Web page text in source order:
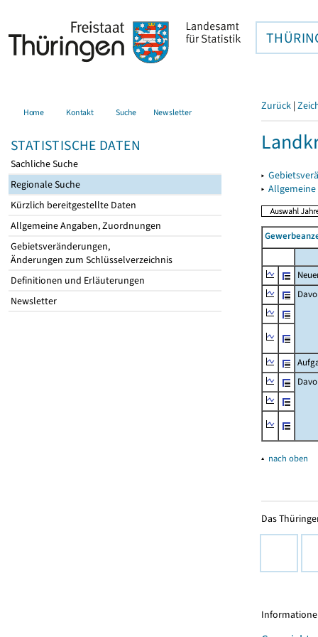
Home Kontakt Suche Newsletter
STATISTISCHE DATEN
Sachliche Suche
Regionale Suche
Kürzlich bereitgestellte Daten
Allgemeine Angaben, Zuordnungen
Gebietsveränderungen,
Änderungen zum Schlüsselverzeichnis
Definitionen und Erläuterungen
Newsletter
Zurück |
▸
▸
▴ nach oben
Das